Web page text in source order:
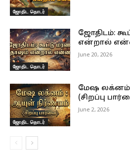
ஜோதிட தொடர்
ஜோதிட தொடர்
ஜோதிடம்:
என்றால்
June 20, 2026
ஜோதிட தொடர்
மேஷ லக்னம்
(சிறப்பு
June 2, 2026